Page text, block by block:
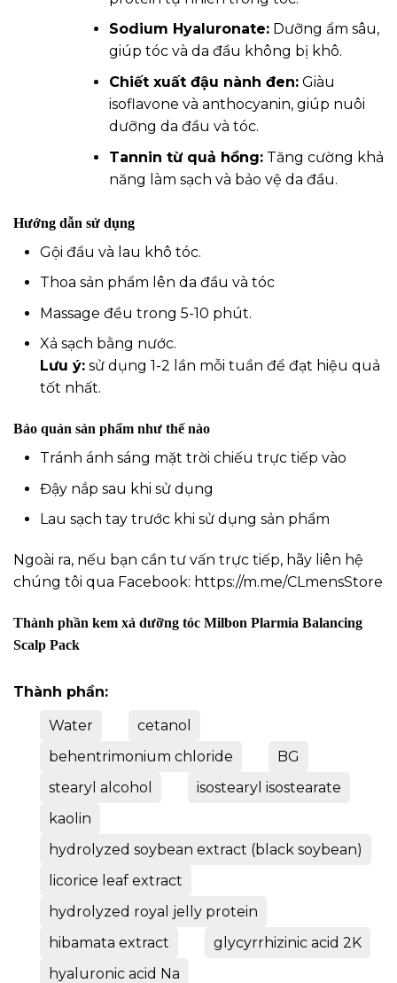
Sodium Hyaluronate: Dưỡng ẩm sâu,
giúp tóc và da đầu không bị khô.
Chiết xuất đậu nành đen: Giàu
isoflavone và anthocyanin, giúp nuôi
dưỡng da đầu và tóc.
Tannin từ quả hồng: Tăng cường khả
năng làm sạch và bảo vệ da đầu.
Hướng dẫn sử dụng
Gội đầu và lau khô tóc.
Thoa sản phẩm lên da đầu và tóc
Massage đều trong 5-10 phút.
Xả sạch bằng nước.
Lưu ý: sử dụng 1-2 lần mỗi tuần để đạt hiệu quả
tốt nhất.
Bảo quản sản phẩm như thế nào
Tránh ánh sáng mặt trời chiếu trực tiếp vào
Đậy nắp sau khi sử dụng
Lau sạch tay trước khi sử dụng sản phẩm
Ngoài ra, nếu bạn cần tư vấn trực tiếp, hãy liên hệ
chúng tôi qua Facebook: https://m.me/CLmensStore
Thành phần kem xả dưỡng tóc Milbon Plarmia Balancing
Scalp Pack
Thành phần:
Water
cetanol
behentrimonium chloride
BG
stearyl alcohol
isostearyl isostearate
kaolin
hydrolyzed soybean extract (black soybean)
licorice leaf extract
hydrolyzed royal jelly protein
hibamata extract
glycyrrhizinic acid 2K
hyaluronic acid Na